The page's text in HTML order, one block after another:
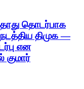
தொடர்பாக
திமுக —
என
குமார்